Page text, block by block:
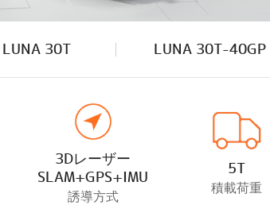
LUNA 30T LUNA 30T-40GP
3Dレーザー
SLAM+GPS+IMU
誘導方式
5T
積載荷重